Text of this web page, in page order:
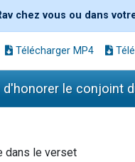
chez vous ou dans
Télécharger MP4
le conjoint
dans le verset